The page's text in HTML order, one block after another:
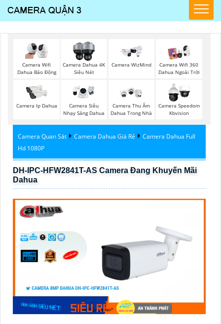
Camera Wifi
Dahua Báo Động
Camera Dahua 4K
Siêu Nét
Camera WizMind
Camera Wifi 360
Dahua Ngoài Trời
Camera Ip Dahua
Camera Siêu
Nhạy Sáng Dahua
Camera Thu Âm
Dahua Trong Nhà
Camera Speedom
Kbvision
Camera Quan Sát Camera Dahua Giá Rẻ
Camera Dahua Full
Hd 1080P
DH-IPC-HFW2841T-AS Camera Đang Khuyến Mãi
Dahua